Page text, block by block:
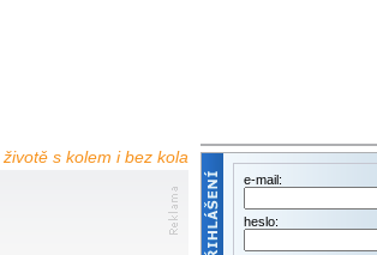
s kolem i bez kola
e-mail:
heslo: